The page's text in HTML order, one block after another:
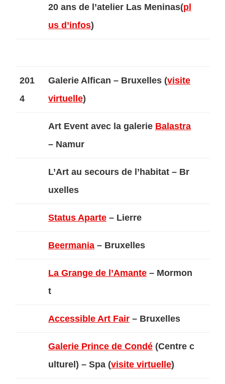
20 ans de l’atelier Las Meninas(pl
us d’infos)
201
4
Galerie Alfican – Bruxelles (visite
virtuelle)
Art Event avec la galerie Balastra
– Namur
L’Art au secours de l’habitat – Br
uxelles
Status Aparte – Lierre
Beermania – Bruxelles
La Grange de l’Amante – Mormon
t
Accessible Art Fair – Bruxelles
Galerie Prince de Condé (Centre c
ulturel) – Spa (visite virtuelle)